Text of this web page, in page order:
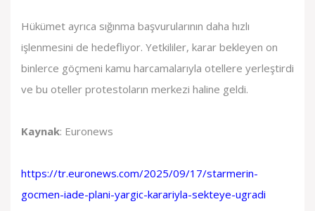
Hükümet ayrıca sığınma başvurularının daha hızlı
işlenmesini de hedefliyor. Yetkililer, karar bekleyen on
binlerce göçmeni kamu harcamalarıyla otellere yerleştirdi
ve bu oteller protestoların merkezi haline geldi.
Kaynak: Euronews
https://tr.euronews.com/2025/09/17/starmerin-
gocmen-iade-plani-yargic-karariyla-sekteye-ugradi